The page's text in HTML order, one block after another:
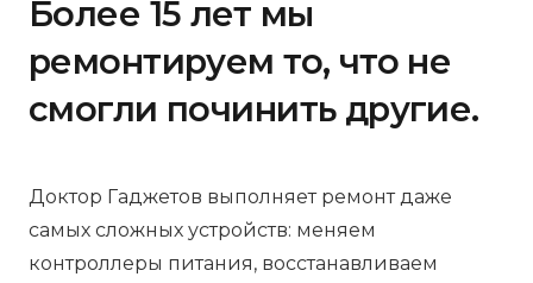
Более 15 лет мы
ремонтируем то, что не
смогли починить другие.
Доктор Гаджетов выполняет ремонт даже
самых сложных устройств: меняем
контроллеры питания, восстанавливаем